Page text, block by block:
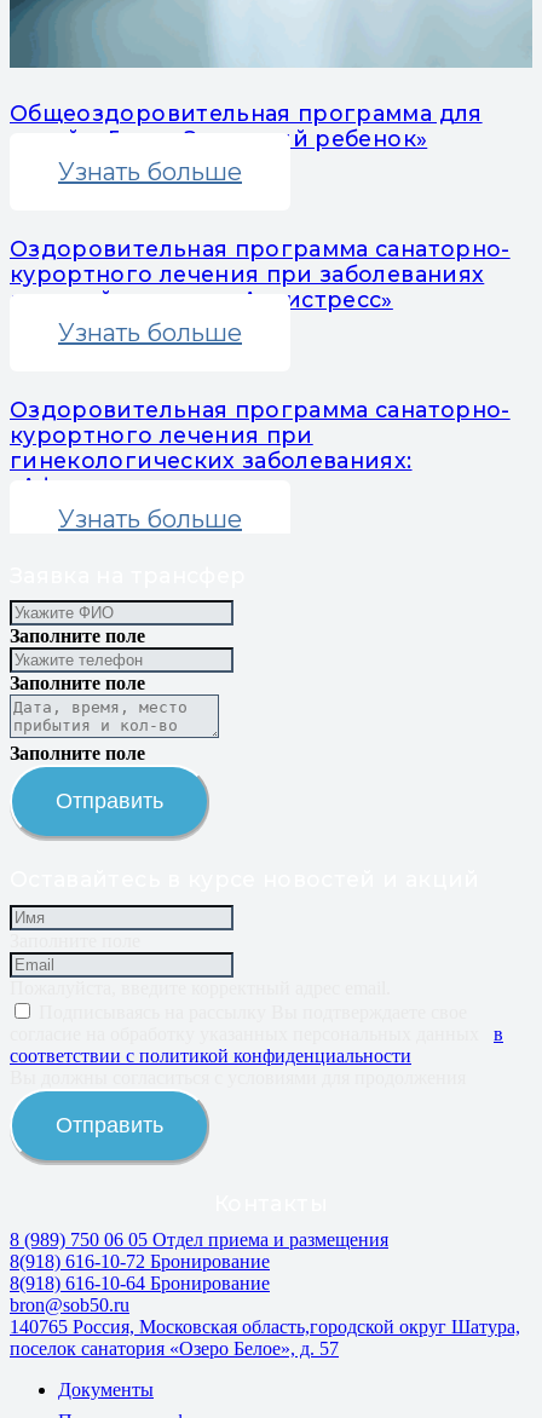
Общеоздоровительная программа для
детей с 5 лет «Здоровый ребенок»
Узнать больше
Оздоровительная программа санаторно-
курортного лечения при заболеваниях
нервной системы «Антистресс»
Узнать больше
Оздоровительная программа санаторно-
курортного лечения при
гинекологических заболеваниях:
«Афродита»
Узнать больше
Заполните поле
Заполните поле
Заполните поле
Отправить
в
соответствии с политикой конфиденциальности
Отправить
8 (989) 750 06 05 Отдел приема и размещения
8(918) 616-10-72 Бронирование
8(918) 616-10-64 Бронирование
bron@sob50.ru
140765 Россия, Московская область,городской округ Шатура,
поселок санатория «Озеро Белое», д. 57
Документы